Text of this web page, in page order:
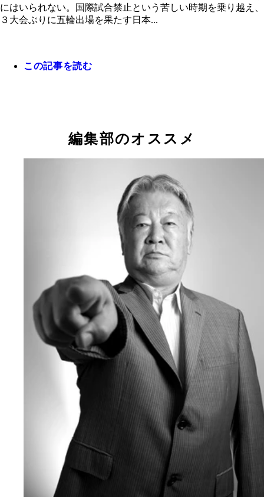
にはいられない。国際試合禁止という苦しい時期を乗り越え、
３大会ぶりに五輪出場を果たす日本...
この記事を読む
編集部のオススメ